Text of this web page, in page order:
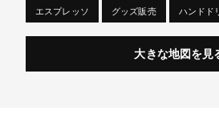
エスプレッソ グッズ販売 ハンドド
大きな地図を見